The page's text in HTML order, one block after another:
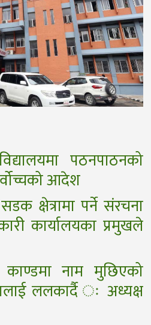
पठनपाठनको
आदेश
क्षेत्रामा पर्ने संरचना
कार्यालयका प्रमुखले
काण्डमा नाम मुछिएको
ललकार्दै ः अध्यक्ष